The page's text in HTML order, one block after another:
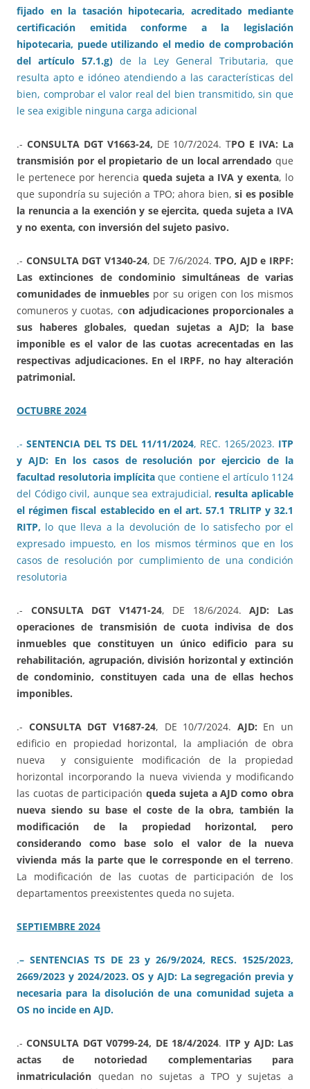
fijado en la tasación hipotecaria, acreditado mediante
certificación emitida conforme a la legislación
hipotecaria, puede utilizando el medio de comprobación
del artículo 57.1.g) de la Ley General Tributaria, que
resulta apto e idóneo atendiendo a las características del
bien, comprobar el valor real del bien transmitido, sin que
le sea exigible ninguna carga adicional
.- CONSULTA DGT V1663-24, DE 10/7/2024. TPO E IVA: La
transmisión por el propietario de un local arrendado que
le pertenece por herencia queda sujeta a IVA y exenta, lo
que supondría su sujeción a TPO; ahora bien, si es posible
la renuncia a la exención y se ejercita, queda sujeta a IVA
y no exenta, con inversión del sujeto pasivo.
.- CONSULTA DGT V1340-24, DE 7/6/2024.TPO, AJD e IRPF:
Las extinciones de condominio simultáneas de varias
comunidades de inmuebles por su origen con los mismos
comuneros y cuotas, con adjudicaciones proporcionales a
sus haberes globales, quedan sujetas a AJD; la base
imponible es el valor de las cuotas acrecentadas en las
respectivas adjudicaciones. En el IRPF, no hay alteración
patrimonial.
OCTUBRE 2024
.- SENTENCIA DEL TS DEL 11/11/2024, REC. 1265/2023. ITP
y AJD: En los casos de resolución por ejercicio de la
facultad resolutoria implícita que contiene el artículo 1124
del Código civil, aunque sea extrajudicial, resulta aplicable
el régimen fiscal establecido en el art. 57.1 TRLITP y 32.1
RITP, lo que lleva a la devolución de lo satisfecho por el
expresado impuesto, en los mismos términos que en los
casos de resolución por cumplimiento de una condición
resolutoria
.- CONSULTA DGT V1471-24, DE 18/6/2024.AJD: Las
operaciones de transmisión de cuota indivisa de dos
inmuebles que constituyen un único edificio para su
rehabilitación, agrupación, división horizontal y extinción
de condominio, constituyen cada una de ellas hechos
imponibles.
.- CONSULTA DGT V1687-24, DE 10/7/2024. AJD: En un
edificio en propiedad horizontal, la ampliación de obra
nueva y consiguiente modificación de la propiedad
horizontal incorporando la nueva vivienda y modificando
las cuotas de participaciónqueda sujeta a AJD como obra
nueva siendo su base el coste de la obra, también la
modificación de la propiedad horizontal, pero
considerando como base solo el valor de la nueva
vivienda más la parte que le corresponde en el terreno.
La modificación de las cuotas de participación de los
departamentos preexistentes queda no sujeta.
SEPTIEMBRE 2024
.– SENTENCIAS TS DE 23 y 26/9/2024, RECS. 1525/2023,
2669/2023 y 2024/2023. OS y AJD: La segregación previa y
necesaria para la disolución de una comunidad sujeta a
OS no incide en AJD.
.-CONSULTA DGT V0799-24, DE 18/4/2024. ITP y AJD: Las
actas de notoriedad complementarias para
inmatriculación quedan no sujetas a TPO y sujetas a